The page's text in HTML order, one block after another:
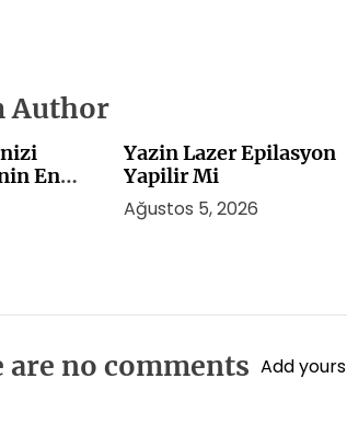
Author
En
Yazin Lazer Epilasyon
Yapilir Mi
Ağustos 5, 2026
are no comments Add yours